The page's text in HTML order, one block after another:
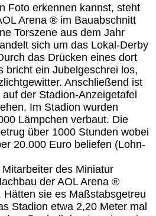
Foto erkennen kannst, steht
Arena ® im Bauabschnitt
Torszene aus dem Jahr
sich um das Lokal-Derby
das Drücken eines dort
bricht ein Jubelgeschrei los,
Anschließend ist
der Stadion-Anzeigetafel
Im Stadion wurden
Lämpchen verbaut. Die
über 1000 Stunden wobei
20.000 Euro beliefen (Lohn-
des Miniatur
der AOL Arena ®
sie es Maßstabsgetreu
Stadion etwa 2,20 Meter mal